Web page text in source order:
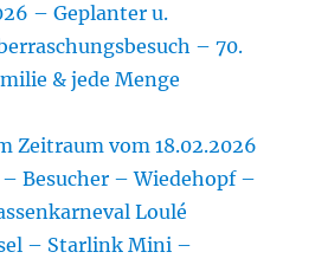
– Geplanter u.
– 70.
& jede Menge
Zeitraum vom 18.02.2026
Besucher – Wiedehopf –
Loulé
– Starlink Mini –